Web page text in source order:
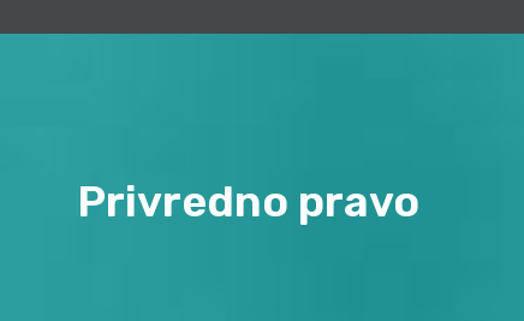
Privredno pravo